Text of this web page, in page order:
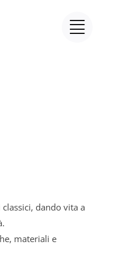
dando vita a
materiali e